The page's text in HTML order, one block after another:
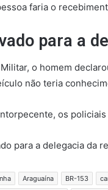
faria o
para a
o homem
não teria
os
para a delegacia da
Araguaína BR-153